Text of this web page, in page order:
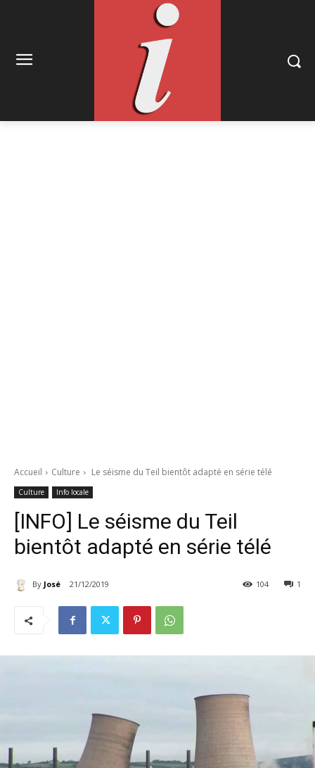
Accueil Culture Le séisme du Teil bientôt adapté en série télé
Culture Info locale
[INFO] Le séisme du Teil
bientôt adapté en série télé
By José 21/12/2019 1
104